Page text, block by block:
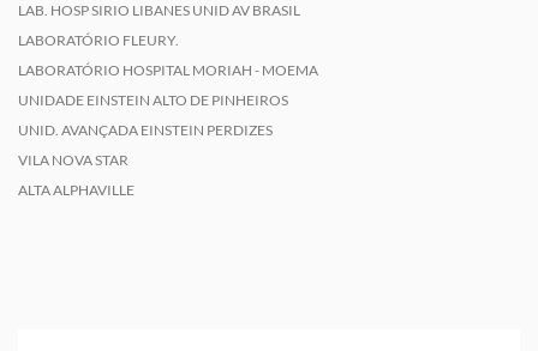
LAB. HOSP SIRIO LIBANES UNID AV BRASIL
LABORATÓRIO FLEURY.
LABORATÓRIO HOSPITAL MORIAH - MOEMA
UNIDADE EINSTEIN ALTO DE PINHEIROS
UNID. AVANÇADA EINSTEIN PERDIZES
VILA NOVA STAR
ALTA ALPHAVILLE